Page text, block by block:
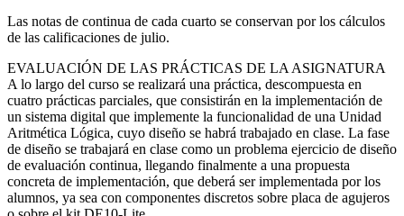
Las notas de continua de cada cuarto se conservan por los cálculos
de las calificaciones de julio.
EVALUACIÓN DE LAS PRÁCTICAS DE LA ASIGNATURA
A lo largo del curso se realizará una práctica, descompuesta en
cuatro prácticas parciales, que consistirán en la implementación de
un sistema digital que implemente la funcionalidad de una Unidad
Aritmética Lógica, cuyo diseño se habrá trabajado en clase. La fase
de diseño se trabajará en clase como un problema ejercicio de diseño
de evaluación continua, llegando finalmente a una propuesta
concreta de implementación, que deberá ser implementada por los
alumnos, ya sea con componentes discretos sobre placa de agujeros